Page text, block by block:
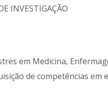
INVESTIGAÇÃO
em Medicina,
de competências